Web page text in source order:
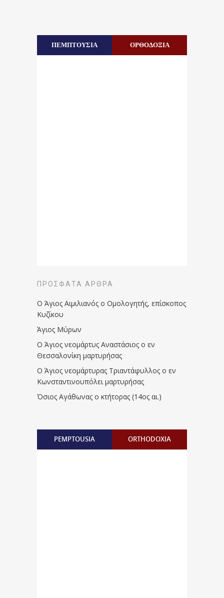
ΠΕΜΠΤΟΥΣΙΑ ΟΡΘΟΔΟΞΙΑ
ΠΡΌΣΦΑΤΑ ΆΡΘΡΑ
Ο Άγιος Αιμιλιανός ο Ομολογητής, επίσκοπος
Κυζίκου
Άγιος Μύρων
Ο Άγιος νεομάρτυς Αναστάσιος ο εν
Θεσσαλονίκη μαρτυρήσας
Ο Άγιος νεομάρτυρας Τριαντάφυλλος ο εν
Κωνσταντινουπόλει μαρτυρήσας
Όσιος Αγάθωνας ο κτήτορας (14ος αι.)
PEMPTOUSIA ORTHODOXIA